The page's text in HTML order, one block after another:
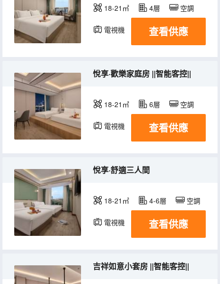
18-21㎡ 4層 空調
電視機 查看供應
悅享·歡樂家庭房 ||智能客控||
18-21㎡ 6層 空調
電視機 查看供應
悅享·舒適三人間
18-21㎡ 4-6層 空調
電視機 查看供應
吉祥如意小套房 ||智能客控||